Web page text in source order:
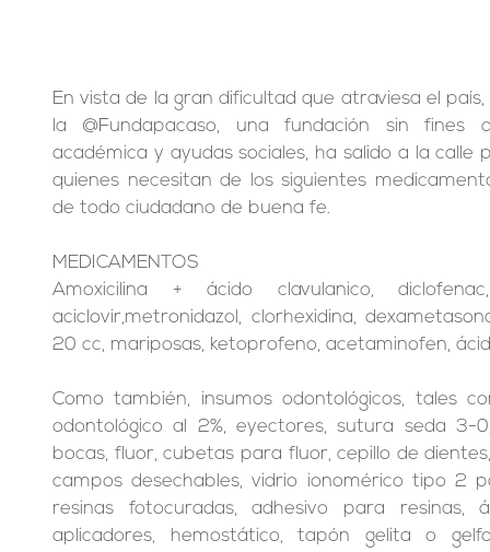
En vista de la gran dificultad que atraviesa el
la @Fundapacaso, una fundación sin fines
académica y ayudas sociales, ha salido a la calle
quienes necesitan de los siguientes
de todo ciudadano de buena fe.
MEDICAMENTOS
Amoxicilina + ácido clavulanico,
aciclovir,metronidazol, clorhexidina,
20 cc, mariposas, ketoprofeno, acetaminofen,
Como también, insumos odontológicos, tales
odontológico al 2%, eyectores, sutura seda 3-
bocas, fluor, cubetas para fluor, cepillo de
campos desechables, vidrio ionomérico tipo 2
resinas fotocuradas, adhesivo para resinas,
aplicadores, hemostático, tapón gelita o